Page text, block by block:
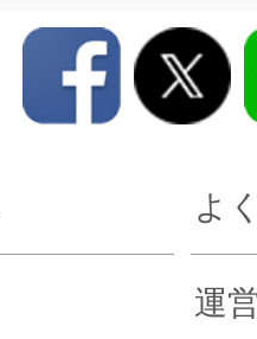
よ
運